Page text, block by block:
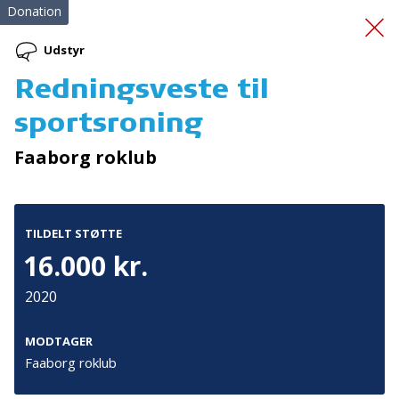
Kørestols el-ladcykel
Donation
Udstyr
Redningsveste til
sportsroning
Faaborg roklub
TILDELT STØTTE
16.000 kr.
2020
MODTAGER
Faaborg roklub
Tilmeld nyhedsbrev
De seneste nyheder om TrygFondens og TryghedsGruppens
Tilmeld